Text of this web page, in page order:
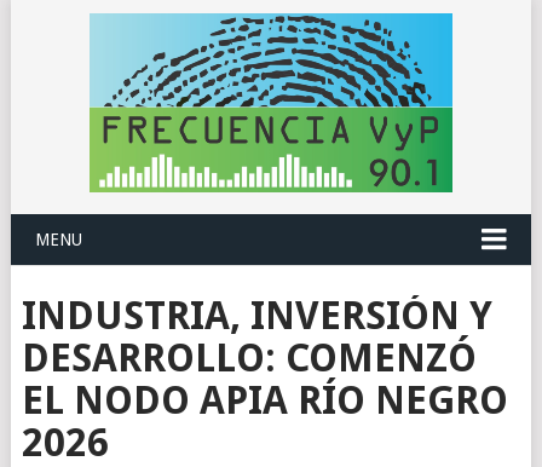
MENU
INDUSTRIA, INVERSIÓN Y
DESARROLLO: COMENZÓ
EL NODO APIA RÍO NEGRO
2026